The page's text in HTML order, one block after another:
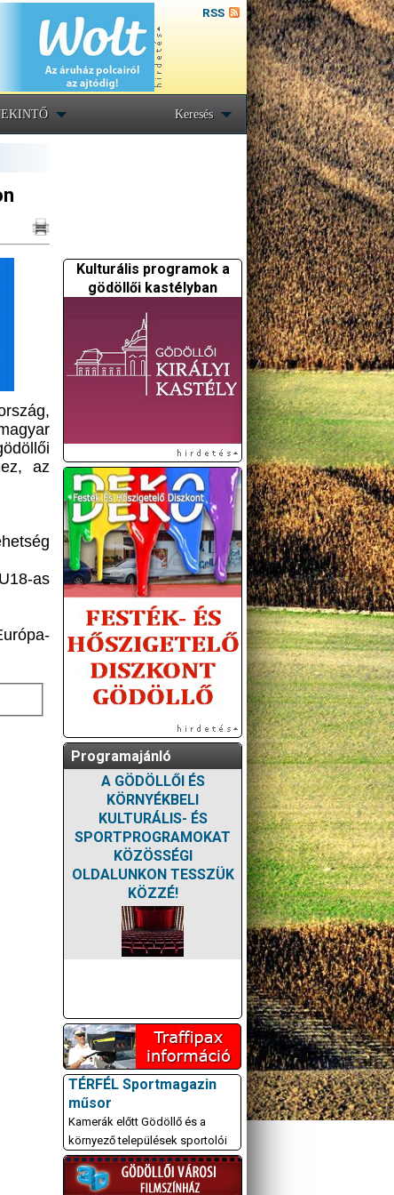
RSS
Keresés
az
as
Kulturális programok a
gödöllői kastélyban
Programajánló
A GÖDÖLLŐI ÉS
KÖRNYÉKBELI
KULTURÁLIS- ÉS
SPORTPROGRAMOKAT
KÖZÖSSÉGI
OLDALUNKON TESSZÜK
KÖZZÉ!
TÉRFÉL Sportmagazin
műsor
Kamerák előtt Gödöllő és a
környező települések sportolói